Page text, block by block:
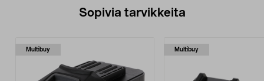
Sopivia tarvikkeita
Multibuy Multibuy